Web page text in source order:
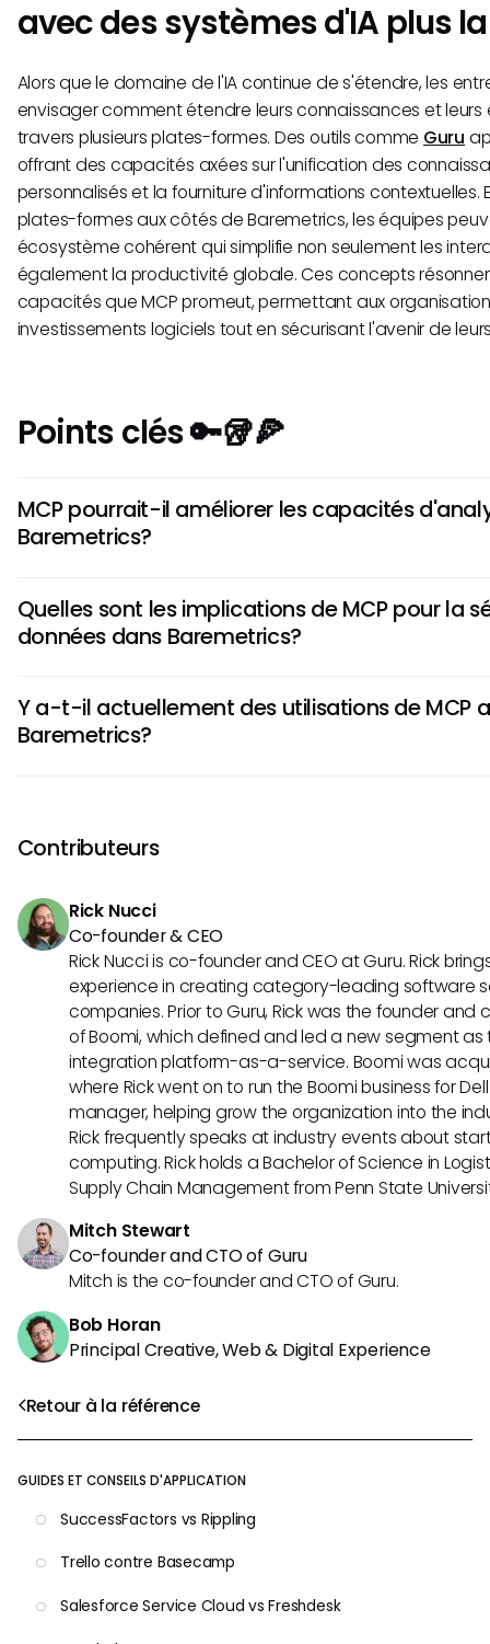
Retour à la référence
GUIDES ET CONSEILS D'APPLICATION
SuccessFactors vs Rippling
Trello contre Basecamp
Salesforce Service Cloud vs Freshdesk
avec des systèmes d'IA plus
Alors que le domaine de l'IA continue de s'étendre, les
envisager comment étendre leurs connaissances et
travers plusieurs plates-formes. Des outils comme Guru
offrant des capacités axées sur l'unification des
personnalisés et la fourniture d'informations contextuelles.
plates-formes aux côtés de Baremetrics, les équipes
écosystème cohérent qui simplifie non seulement les
également la productivité globale. Ces concepts
capacités que MCP promeut, permettant aux
investissements logiciels tout en sécurisant l'avenir de
Points clés 🔑🥡🍕
MCP pourrait-il améliorer les capacités
Baremetrics?
potentiellement améliorer l'interopérabilité de
commerciaux. Cela pourrait conduire à des analyses
Quelles sont les implications de MCP pour la
données dans Baremetrics?
ce qui signifie que ses principes pourraient aider à
données accessibles via Baremetrics. Des protocoles de
Y a-t-il actuellement des utilisations de MCP
Baremetrics?
précieuses sur la manière dont les entreprises peuvent
et leurs capacités d'analyse à l'avenir.
Contributeurs
Rick Nucci
Co-founder & CEO
Rick Nucci is co-founder and CEO at Guru. Rick
experience in creating category-leading software
companies. Prior to Guru, Rick was the founder
of Boomi, which defined and led a new segment
integration platform-as-a-service. Boomi was
where Rick went on to run the Boomi business for
manager, helping grow the organization into the
Rick frequently speaks at industry events about
computing. Rick holds a Bachelor of Science in
Supply Chain Management from Penn State
Mitch Stewart
Co-founder and CTO of Guru
Mitch is the co-founder and CTO of Guru.
Bob Horan
Principal Creative, Web & Digital Experience